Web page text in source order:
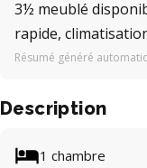
3½ meublé
rapide,
Résumé généré
Description
1 chambre